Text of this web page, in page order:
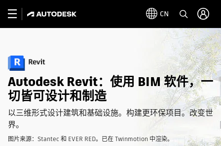
CN
Autodesk Revit：使用 BIM 软件，一
切皆可设计和制造
以三维形式设计建筑和基础设施。构建更环保项目。改变世
界。
图片来源：Stantec 和 EVER RED。已在 Twinmotion 中渲染。